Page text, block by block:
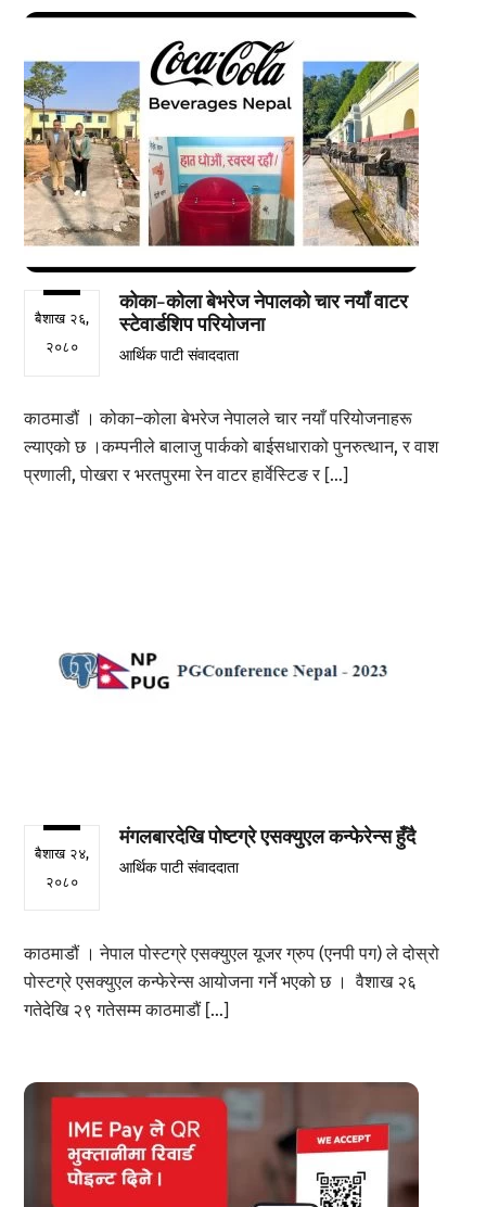
बैशाख २६,
२०८०
कोका-कोला बेभरेज नेपालको चार नयाँ वाटर
स्टेवार्डशिप परियोजना
आर्थिक पाटी संवाददाता
काठमाडौं । कोका–कोला बेभरेज नेपालले चार नयाँ परियोजनाहरू
ल्याएको छ ।कम्पनीले बालाजु पार्कको बाईसधाराको पुनरुत्थान, र वाश
प्रणाली, पोखरा र भरतपुरमा रेन वाटर हार्वेस्टिङ र […]
बैशाख २४,
२०८०
मंगलबारदेखि पोष्टग्रे एसक्युएल कन्फेरेन्स हुँदै
आर्थिक पाटी संवाददाता
काठमाडौं । नेपाल पोस्टग्रे एसक्युएल यूजर ग्रुप (एनपी पग) ले दोस्रो
पोस्टग्रे एसक्युएल कन्फेरेन्स आयोजना गर्ने भएको छ । वैशाख २६
गतेदेखि २९ गतेसम्म काठमाडौं […]